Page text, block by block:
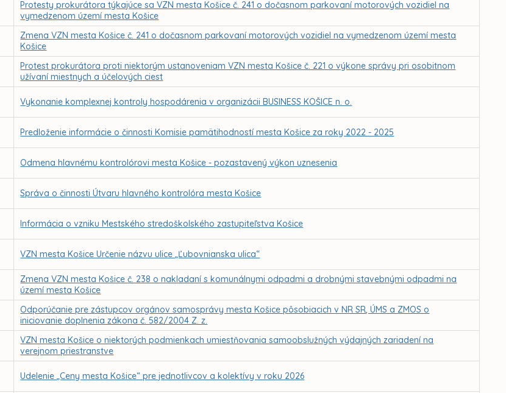
Protesty prokurátora týkajúce sa VZN mesta Košice č. 241 o dočasnom parkovaní motorových vozidiel na
vymedzenom území mesta Košice
Zmena VZN mesta Košice č. 241 o dočasnom parkovaní motorových vozidiel na vymedzenom území mesta
Košice
Protest prokurátora proti niektorým ustanoveniam VZN mesta Košice č. 221 o výkone správy pri osobitnom
užívaní miestnych a účelových ciest
Vykonanie komplexnej kontroly hospodárenia v organizácii BUSINESS KOŠICE n. o.
Predloženie informácie o činnosti Komisie pamätihodností mesta Košice za roky 2022 - 2025
Odmena hlavnému kontrolórovi mesta Košice - pozastavený výkon uznesenia
Správa o činnosti Útvaru hlavného kontrolóra mesta Košice
Informácia o vzniku Mestského stredoškolského zastupiteľstva Košice
VZN mesta Košice Určenie názvu ulice „Ľubovnianska ulica“
Zmena VZN mesta Košice č. 238 o nakladaní s komunálnymi odpadmi a drobnými stavebnými odpadmi na
území mesta Košice
Odporúčanie pre zástupcov orgánov samosprávy mesta Košice pôsobiacich v NR SR, ÚMS a ZMOS o
iniciovanie doplnenia zákona č. 582/2004 Z. z.
VZN mesta Košice o niektorých podmienkach umiestňovania samoobslužných výdajných zariadení na
verejnom priestranstve
Udelenie „Ceny mesta Košice“ pre jednotlivcov a kolektívy v roku 2026